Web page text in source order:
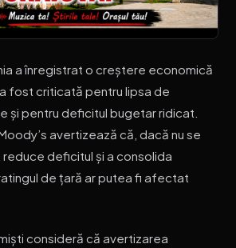
a înregistrat o creștere economică
fost criticată pentru lipsa de
și pentru deficitul bugetar ridicat.
avertizează că, dacă nu se
reduce deficitul și a consolida
de țară ar putea fi afectat
consideră că avertizarea